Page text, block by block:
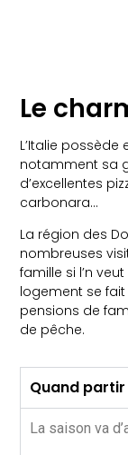
Le
L’Italie
notamment sa
d’excellentes
carbonara…
La région des
nombreuses
famille si l’n
logement se
pensions de
de pêche.
Quand partir
La saison va